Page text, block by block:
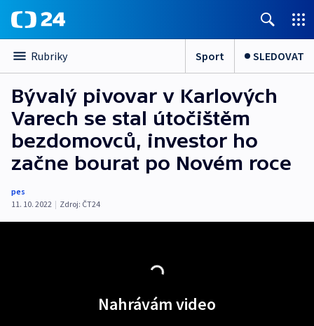
Rubriky Sport SLEDOVAT
Bývalý pivovar v Karlových
Varech se stal útočištěm
bezdomovců, investor ho
začne bourat po Novém roce
pes
11. 10. 2022 | Zdroj: ČT24
Nahrávám video